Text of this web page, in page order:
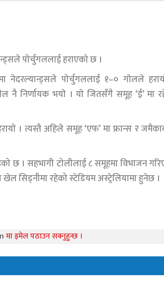
पाेर्चुगललाई हराएकाे छ ।
पाेर्चुगललाई १–० गाेलले
निर्णायक भयाे । याे जितसँगै समूह ‘ई’ मा
। त्यस्तै अहिले समूह ‘एफ’ मा फ्रान्स र
छ । सहभागी टोलीलाई ८ समूहमा विभाजन
सिड्नीमा रहेको स्टेडियम अस्ट्रेलियामा हुनेछ ।
मा इमेल पठाउन सक्नुहुन्छ ।